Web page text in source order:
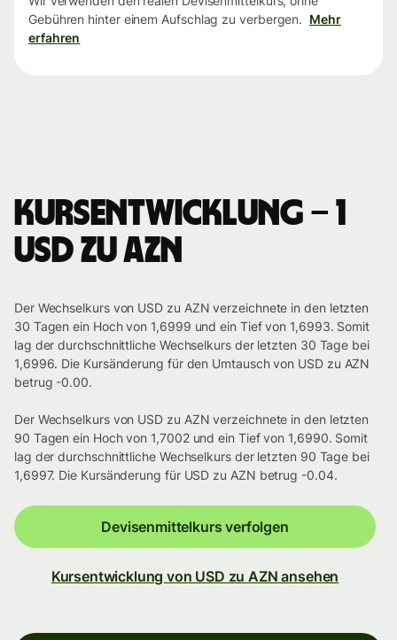
Gebühren hinter einem Aufschlag zu verbergen. Mehr
erfahren
Kursentwicklung – 1
USD zu AZN
Der Wechselkurs von USD zu AZN verzeichnete in den letzten
30 Tagen ein Hoch von 1,6999 und ein Tief von 1,6993. Somit
lag der durchschnittliche Wechselkurs der letzten 30 Tage bei
1,6996. Die Kursänderung für den Umtausch von USD zu AZN
betrug -0.00.
Der Wechselkurs von USD zu AZN verzeichnete in den letzten
90 Tagen ein Hoch von 1,7002 und ein Tief von 1,6990. Somit
lag der durchschnittliche Wechselkurs der letzten 90 Tage bei
1,6997. Die Kursänderung für USD zu AZN betrug -0.04.
Devisenmittelkurs verfolgen
Kursentwicklung von USD zu AZN ansehen